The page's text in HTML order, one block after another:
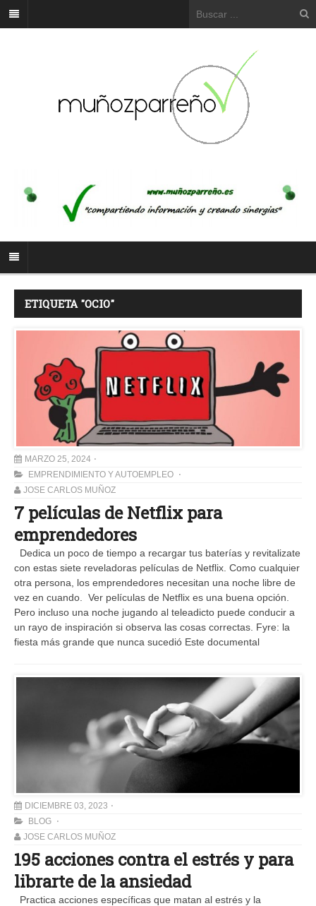
ETIQUETA "OCIO"
MARZO 25, 2024
EMPRENDIMIENTO Y AUTOEMPLEO
JOSE CARLOS MUÑOZ
7 películas de Netflix para
emprendedores
Dedica un poco de tiempo a recargar tus baterías y revitalizate
con estas siete reveladoras películas de Netflix. Como cualquier
otra persona, los emprendedores necesitan una noche libre de
vez en cuando. Ver películas de Netflix es una buena opción.
Pero incluso una noche jugando al teleadicto puede conducir a
un rayo de inspiración si observa las cosas correctas. Fyre: la
fiesta más grande que nunca sucedió Este documental
DICIEMBRE 03, 2023
BLOG
JOSE CARLOS MUÑOZ
195 acciones contra el estrés y para
librarte de la ansiedad
Practica acciones específicas que matan al estrés y la